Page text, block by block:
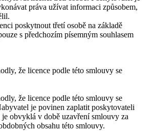
práva užívat informaci způsobem,
poskytnout třetí osobě na základě
s předchozím písemným souhlasem
že licence podle této smlouvy se
že licence podle této smlouvy se
je povinen zaplatit poskytovateli
obvyklá v době uzavření smlouvy za
obsahu této smlouvy.